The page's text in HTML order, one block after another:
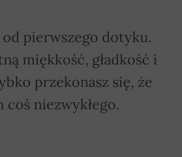
pierwszego dotyku.
miękkość, gładkość i
przekonasz się, że
niezwykłego.